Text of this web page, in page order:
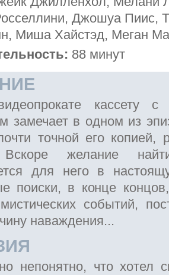
Джошуа Пиис,
Миша Хайстэд, Меган
88 минут
кассету
замечает в одном из
точной его копией,
желание
для него в
поиски, в конце
событий,
наваждения...
непонятно, что хотел